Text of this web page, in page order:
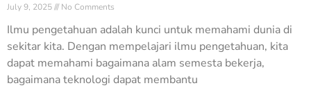
July 9, 2025 No Comments
Ilmu pengetahuan adalah kunci untuk memahami dunia di
sekitar kita. Dengan mempelajari ilmu pengetahuan, kita
dapat memahami bagaimana alam semesta bekerja,
bagaimana teknologi dapat membantu